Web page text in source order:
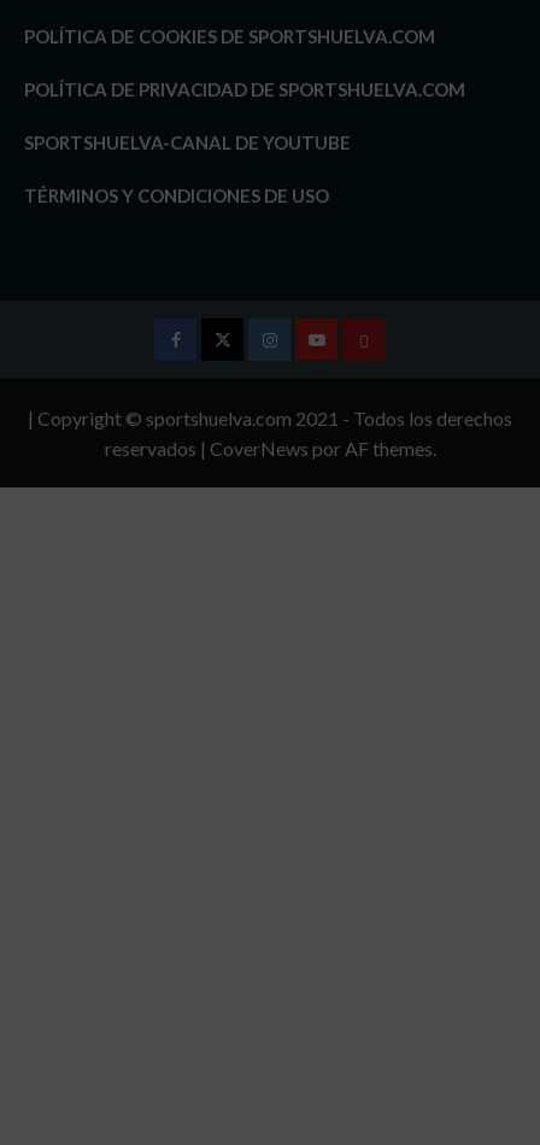
POLÍTICA DE COOKIES DE SPORTSHUELVA.COM
POLÍTICA DE PRIVACIDAD DE SPORTSHUELVA.COM
SPORTSHUELVA-CANAL DE YOUTUBE
TÉRMINOS Y CONDICIONES DE USO
InstagramYoutubeTÉRMINOS
CONDICIONES
| Copyright © sportshuelva.com 2021 - Todos los derechos
reservados | CoverNews por AF themes.